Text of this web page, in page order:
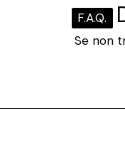
F.A.Q.
Se non